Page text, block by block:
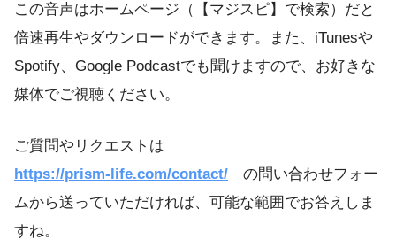
この音声はホームページ（【マジスピ】で検索）だと
倍速再生やダウンロードができます。また、iTunesや
Spotify、Google Podcastでも聞けますので、お好きな
媒体でご視聴ください。
ご質問やリクエストは
https://prism-life.com/contact/ の問い合わせフォー
ムから送っていただければ、可能な範囲でお答えしま
すね。